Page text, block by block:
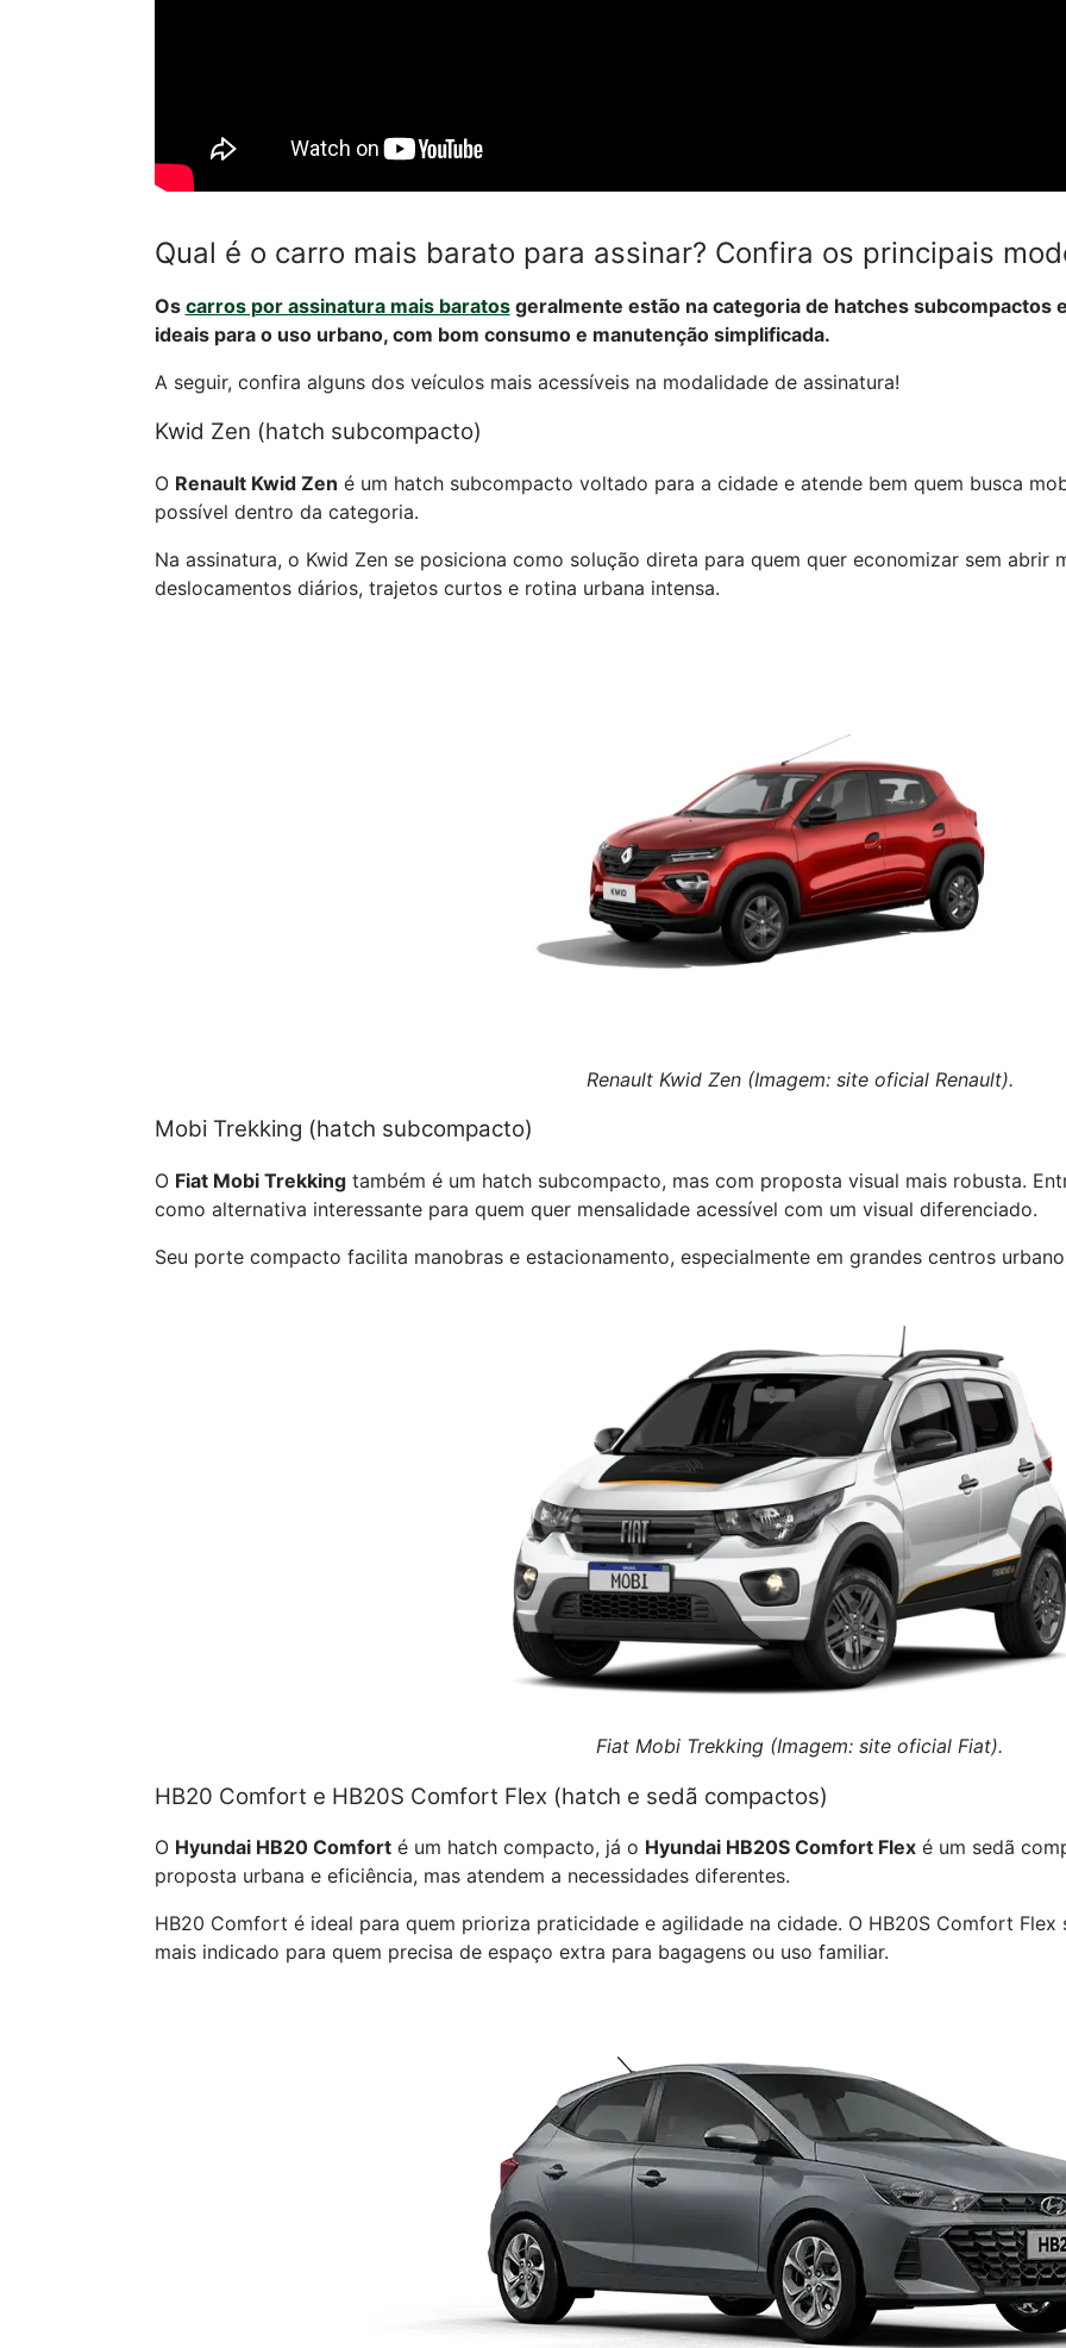
Qual é o carro mais barato para assinar? Confira os principais
Os carros por assinatura mais baratosgeralmente estão na categoria de hatches subcompactos
ideais para o uso urbano, com bom consumo e manutenção simplificada.
A seguir, confira alguns dos veículos mais acessíveis na modalidade de assinatura!
Kwid Zen (hatch subcompacto)
O Renault Kwid Zen é um hatch subcompacto voltado para a cidade e atende bem quem busca
possível dentro da categoria.
Na assinatura, o Kwid Zen se posiciona como solução direta para quem quer economizar sem abrir
deslocamentos diários, trajetos curtos e rotina urbana intensa.
Renault Kwid Zen (Imagem: site oficial Renault).
Mobi Trekking (hatch subcompacto)
O Fiat Mobi Trekkingtambém é um hatch subcompacto, mas com proposta visual mais robusta.
como alternativa interessante para quem quer mensalidade acessível com um visual diferenciado.
Seu porte compacto facilita manobras e estacionamento, especialmente em grandes centros
Fiat Mobi Trekking (Imagem: site oficial Fiat).
HB20 Comfort e HB20S Comfort Flex (hatch e sedã compactos)
O Hyundai HB20 Comforté um hatch compacto, já o Hyundai HB20S Comfort Flexé um sedã
proposta urbana e eficiência, mas atendem a necessidades diferentes.
HB20 Comfort é ideal para quem prioriza praticidade e agilidade na cidade. O HB20S Comfort
mais indicado para quem precisa de espaço extra para bagagens ou uso familiar.